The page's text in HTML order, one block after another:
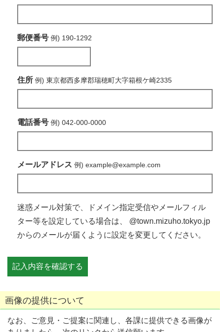
郵便番号 例) 190-1292
住所 例) 東京都西多摩郡瑞穂町大字箱根ケ崎2335
電話番号 例) 042-000-0000
メールアドレス 例) example@example.com
迷惑メール対策で、ドメイン指定受信やメールフィル
ター等を設定している場合は、
@town.mizuho.tokyo.jp
からのメールが届くように設定を変更してください。
画像の提供について
なお、ご意見・ご提案に関連し、各課に提供できる画像が